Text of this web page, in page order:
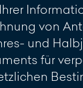
von
und
für